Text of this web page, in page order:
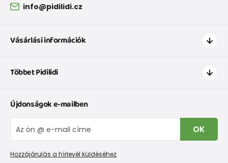
info@pidilidi.cz
Vásárlási információk
Szállítás és fizetés
Cipőmérettáblázat
IVisszaküldések és reklamációk
Panaszkezelési eljárás
Többet Pidilidi
Rólunk
Nagykereskedelem PiDiLiDi
Áruk begyűjtése
Újdonságok e-mailben
OK
Hozzájárulás a hírlevél küldéséhez